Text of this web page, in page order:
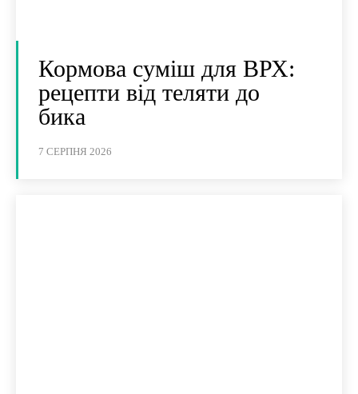
Кормова суміш для ВРХ:
рецепти від теляти до
бика
7 СЕРПНЯ 2026